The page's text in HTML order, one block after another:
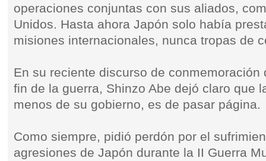
operaciones conjuntas con sus aliados,
Unidos. Hasta ahora Japón solo había
misiones internacionales, nunca tropas de
En su reciente discurso de
fin de la guerra, Shinzo Abe dejó claro que
menos de su gobierno, es de pasar página.
Como siempre, pidió perdón por el
agresiones de Japón durante la II Guerra